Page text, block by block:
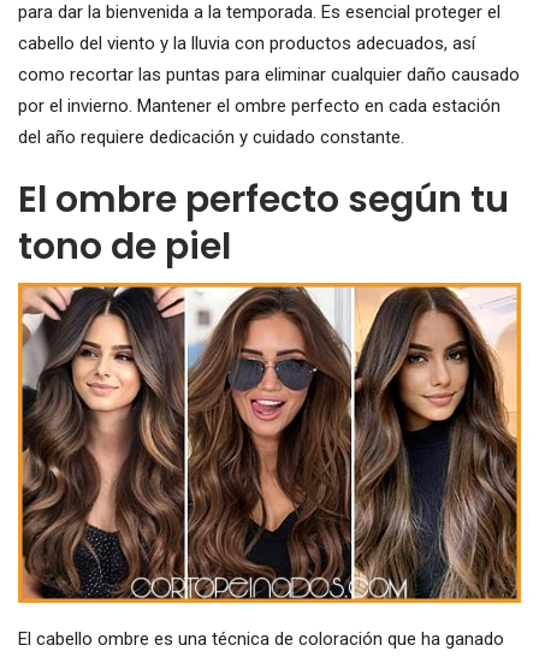
para dar la bienvenida a la temporada. Es esencial proteger el
cabello del viento y la lluvia con productos adecuados, así
como recortar las puntas para eliminar cualquier daño causado
por el invierno. Mantener el ombre perfecto en cada estación
del año requiere dedicación y cuidado constante.
El ombre perfecto según tu
tono de piel
El cabello ombre es una técnica de coloración que ha ganado